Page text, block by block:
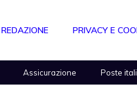
REDAZIONE PRIVACY E
Assicurazione Poste